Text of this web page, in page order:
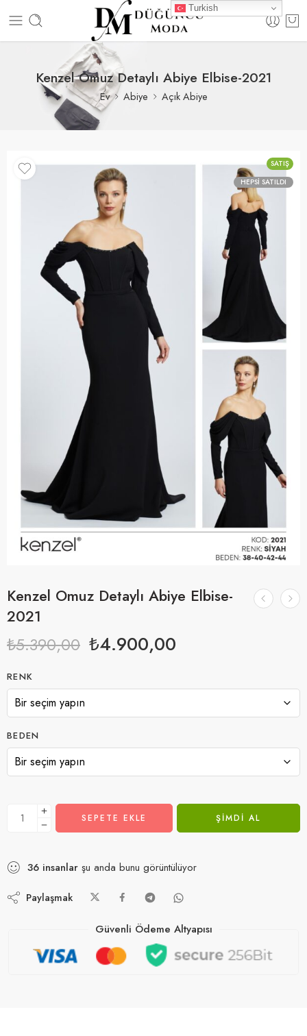
Kenzel Omuz Detaylı Abiye Elbise-2021
Ev Abiye Açık Abiye
SATIŞ
HEPSI SATILDI
Kenzel Omuz Detaylı Abiye Elbise-
2021
₺5.390,00 ₺4.900,00
RENK
BEDEN
SEPETE EKLE ŞIMDI AL
36 insanlar şu anda bunu görüntülüyor
Paylaşmak
Güvenli Ödeme Altyapısı
Turkish